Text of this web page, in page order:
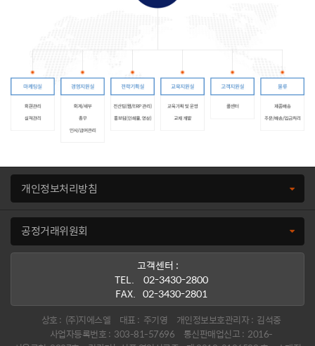
개인정보처리방침
공정거래위원회
고객센터 :
TEL.
02-3430-2800
FAX. 02-3430-2801
상호 : (주)지에스엘 대표 : 주기영 개인정보보호관리자 : 김석중
사업자등록번호 : 303-81-57696 통신판매업신고 : 2016-